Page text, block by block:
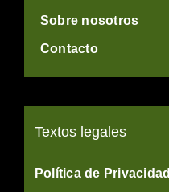
Sobre nosotros
Contacto
Textos legales
Política de Privacidad